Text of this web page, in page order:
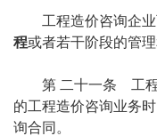
工程造价咨询企业
程或者若干阶段的管理
第 二十一条 工程
的工程造价咨询业务
询合同。